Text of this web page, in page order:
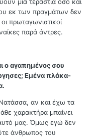
εκ των πραγμάτων δεν
πρωταγωνιστικοί
παρά άντρες.
ο αγαπημένος σου
Εμένα πλάκα-
αν και έχω τα
χαρακτήρα μπαίνει
μας. Όμως εγώ δεν
άνθρωπος του